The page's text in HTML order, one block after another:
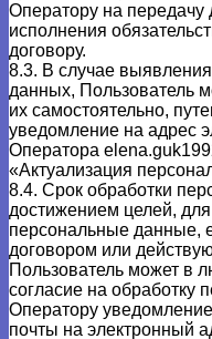
Оператору на передачу
исполнения
договору.
8.3. В случае
данных, Пользователь
их самостоятельно,
уведомление на адрес
Оператора
«Актуализация
8.4. Срок обработки
достижением целей,
персональные данные,
договором или
Пользователь может в
согласие на обработку
Оператору
почты на электронный